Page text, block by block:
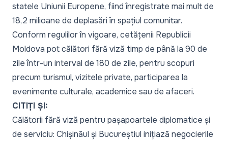
statele Uniunii Europene, fiind înregistrate mai mult de
18,2 milioane de deplasări în spațiul comunitar.
Conform regulilor în vigoare, cetățenii Republicii
Moldova pot călători fără viză timp de până la 90 de
zile într-un interval de 180 de zile, pentru scopuri
precum turismul, vizitele private, participarea la
evenimente culturale, academice sau de afaceri.
CITIȚI ȘI:
Călătorii fără viză pentru pașapoartele diplomatice și
de serviciu: Chișinăul și Bucureștiul inițiază negocierile